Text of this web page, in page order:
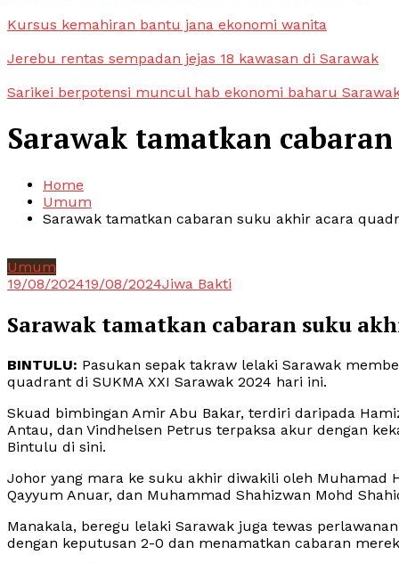
Kursus kemahiran bantu jana ekonomi wanita
Jerebu rentas sempadan jejas 18 kawasan di Sarawak
Sarikei berpotensi muncul hab ekonomi baharu
Sarawak tamatkan
Home
Umum
Sarawak tamatkan cabaran suku akhir acara
Umum
19/08/202419/08/2024Jiwa Bakti
Sarawak tamatkan cabaran suku
BINTULU: Pasukan sepak takraw lelaki Sarawak
quadrant di SUKMA XXI Sarawak 2024 hari ini.
Skuad bimbingan Amir Abu Bakar, terdiri daripada
Antau, dan Vindhelsen Petrus terpaksa akur dengan
Bintulu di sini.
Johor yang mara ke suku akhir diwakili oleh Muhamad
Qayyum Anuar, dan Muhammad Shahizwan Mohd
Manakala, beregu lelaki Sarawak juga tewas
dengan keputusan 2-0 dan menamatkan cabaran